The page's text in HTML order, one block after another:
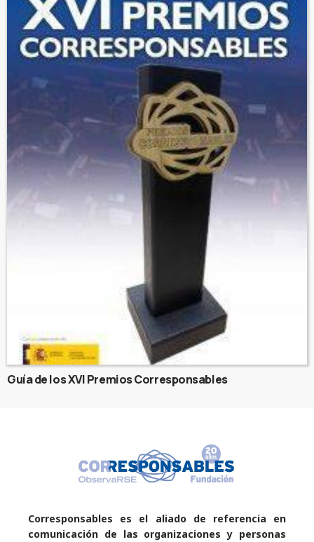
Guía de los XVI Premios Corresponsables
Corresponsables es el aliado de referencia en
comunicación de las organizaciones y personas